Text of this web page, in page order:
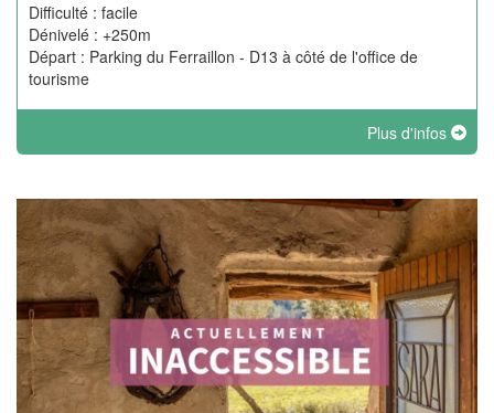
Difficulté : facile
Dénivelé : +250m
Départ : Parking du Ferraillon - D13 à côté de l'office de
tourisme
Plus d'infos